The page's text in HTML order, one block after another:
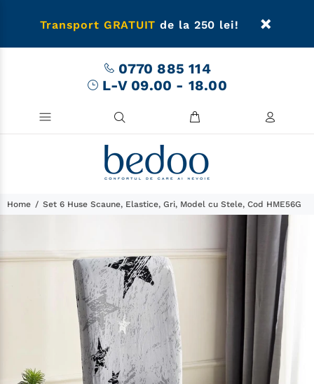
Transport GRATUIT de la 250 lei!
0770 885 114
L-V 09.00 - 18.00
Home Set 6 Huse Scaune, Elastice, Gri, Model cu Stele, Cod HME56G